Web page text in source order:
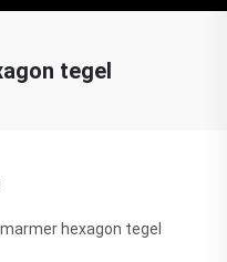
tegel
hexagon tegel